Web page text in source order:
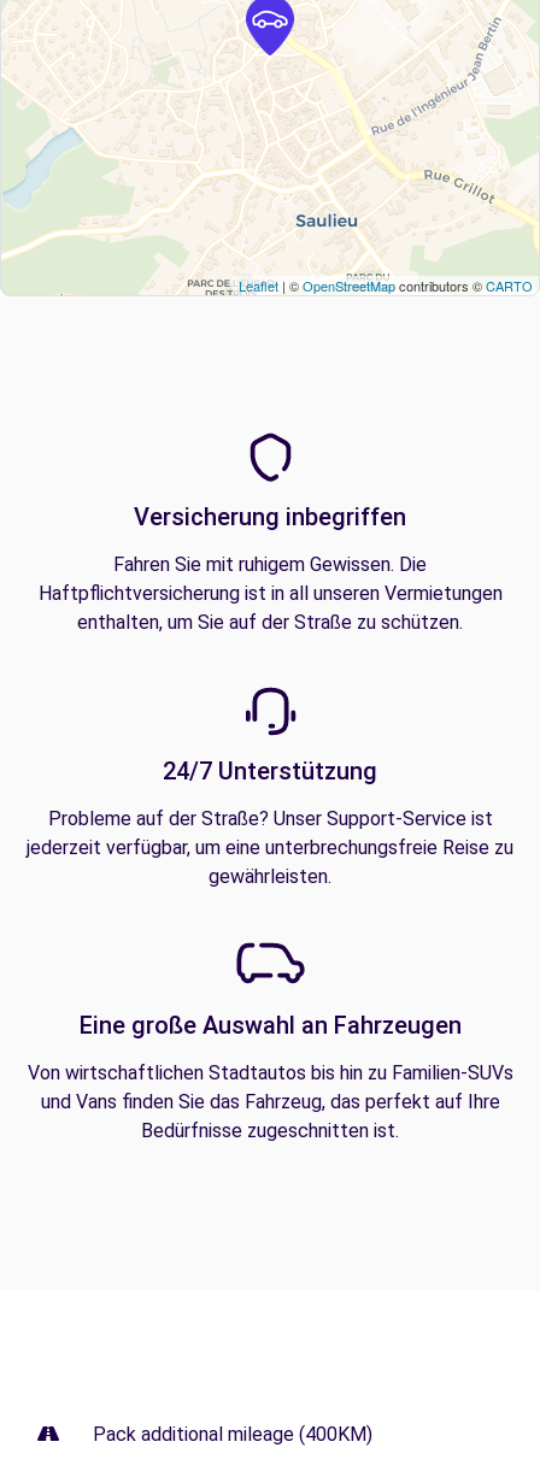
Leaflet | ©OpenStreetMapcontributors ©CARTO
Versicherung inbegriffen
Fahren Sie mit ruhigem Gewissen. Die
Haftpflichtversicherung ist in all unseren Vermietungen
enthalten, um Sie auf der Straße zu schützen.
24/7 Unterstützung
Probleme auf der Straße? Unser Support-Service ist
jederzeit verfügbar, um eine unterbrechungsfreie Reise zu
gewährleisten.
Eine große Auswahl an Fahrzeugen
Von wirtschaftlichen Stadtautos bis hin zu Familien-SUVs
und Vans finden Sie das Fahrzeug, das perfekt auf Ihre
Bedürfnisse zugeschnitten ist.
Pack additional mileage (400KM)